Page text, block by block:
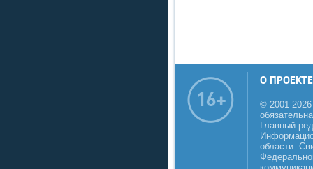
О ПРОЕКТЕ
© 2001-
Главный
области.